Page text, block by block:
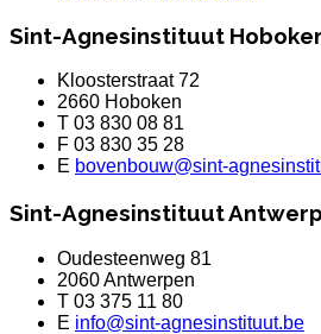
Sint-Agnesinstituut
Kloosterstraat 72
2660 Hoboken
T 03 830 08 81
F 03 830 35 28
E bovenbouw@sint-
Sint-Agnesinstituut
Oudesteenweg 81
2060 Antwerpen
T 03 375 11 80
E info@sint-agnesinstituut.be